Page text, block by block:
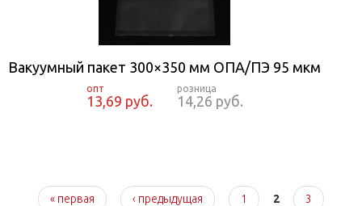
Вакуумный пакет 300×350 мм ОПА/ПЭ 95 мкм
13,69 руб. 14,26 руб.
« первая ‹ предыдущая 1 2 3